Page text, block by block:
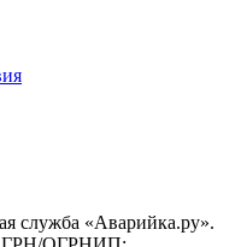
служба «Аварийка.ру».